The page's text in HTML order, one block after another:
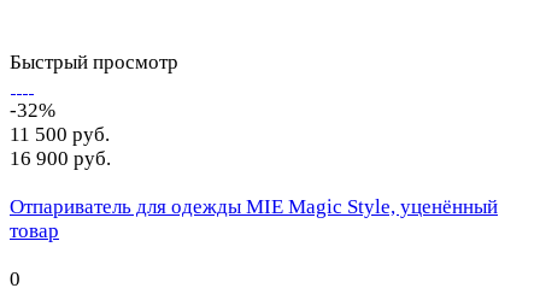
Быстрый просмотр
-32%
11 500 руб.
16 900 руб.
Отпариватель для одежды MIE Magic Style, уценённый
товар
0